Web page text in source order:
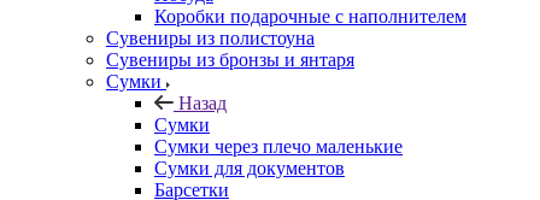
Коробки подарочные с наполнителем
Сувениры из полистоуна
Сувениры из бронзы и янтаря
Сумки
Назад
Сумки
Сумки через плечо маленькие
Сумки для документов
Барсетки